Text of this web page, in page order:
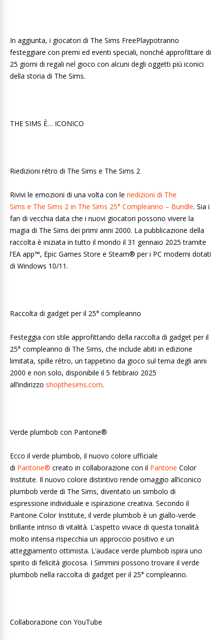
In aggiunta, i giocatori di The Sims FreePlaypotranno
festeggiare con premi ed eventi speciali, nonché approfittare di
25 giorni di regali nel gioco con alcuni degli oggetti più iconici
della storia di The Sims.
THE SIMS È… ICONICO
Riedizioni rétro di The Sims e The Sims 2
Rivivi le emozioni di una volta con le riedizioni di The
Sims e The Sims 2 in The Sims 25° Compleanno – Bundle. Sia i
fan di vecchia data che i nuovi giocatori possono vivere la
magia di The Sims dei primi anni 2000. La pubblicazione della
raccolta è iniziata in tutto il mondo il 31 gennaio 2025 tramite
l’EA app™, Epic Games Store e Steam® per i PC moderni dotati
di Windows 10/11.
Raccolta di gadget per il 25° compleanno
Festeggia con stile approfittando della raccolta di gadget per il
25° compleanno di The Sims, che include abiti in edizione
limitata, spille rétro, un tappetino da gioco sul tema degli anni
2000 e non solo, disponibile il 5 febbraio 2025
all’indirizzo shopthesims.com.
Verde plumbob con Pantone®
Ecco il verde plumbob, il nuovo colore ufficiale
di Pantone® creato in collaborazione con il Pantone Color
Institute. Il nuovo colore distintivo rende omaggio all’iconico
plumbob verde di The Sims, diventato un simbolo di
espressione individuale e ispirazione creativa. Secondo il
Pantone Color Institute, il verde plumbob è un giallo-verde
brillante intriso di vitalità. L’aspetto vivace di questa tonalità
molto intensa rispecchia un approccio positivo e un
atteggiamento ottimista. L’audace verde plumbob ispira uno
spirito di felicità giocosa. I Simmini possono trovare il verde
plumbob nella raccolta di gadget per il 25° compleanno.
Collaborazione con YouTube